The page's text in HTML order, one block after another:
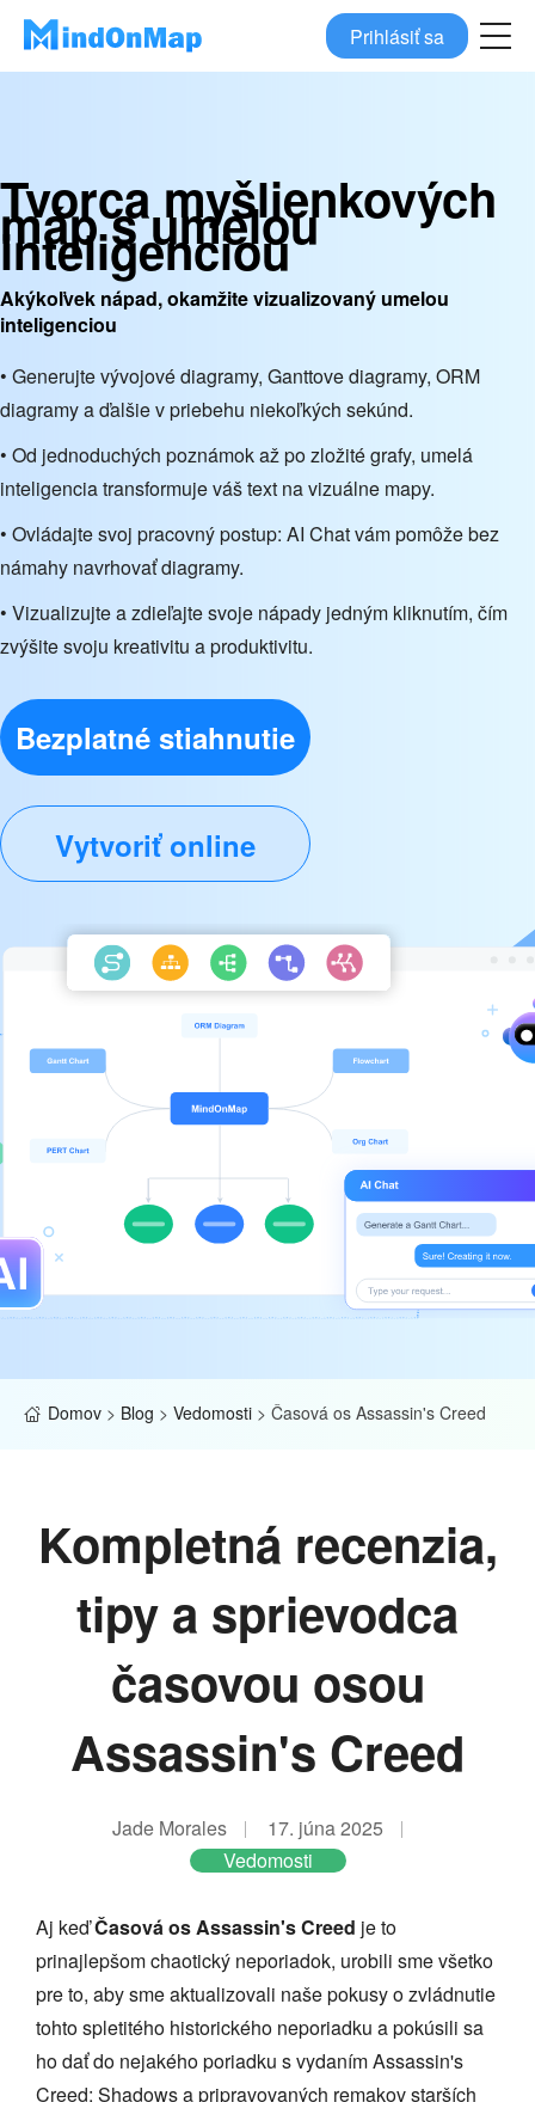
Prihlásiť sa
Tvorca myšlienkových
máp s umelou
inteligenciou
Akýkoľvek nápad, okamžite vizualizovaný umelou
inteligenciou
• Generujte vývojové diagramy, Ganttove diagramy, ORM
diagramy a ďalšie v priebehu niekoľkých sekúnd.
• Od jednoduchých poznámok až po zložité grafy, umelá
inteligencia transformuje váš text na vizuálne mapy.
• Ovládajte svoj pracovný postup: AI Chat vám pomôže bez
námahy navrhovať diagramy.
• Vizualizujte a zdieľajte svoje nápady jedným kliknutím, čím
zvýšite svoju kreativitu a produktivitu.
Bezplatné stiahnutie
Vytvoriť online
Domov > Blog > Vedomosti > Časová os Assassin's Creed
Kompletná recenzia,
tipy a sprievodca
časovou osou
Assassin's Creed
Jade Morales
17. júna 2025
Vedomosti
Aj keďČasová os Assassin's Creed je to
prinajlepšom chaotický neporiadok, urobili sme všetko
pre to, aby sme aktualizovali naše pokusy o zvládnutie
tohto spletitého historického neporiadku a pokúsili sa
ho dať do nejakého poriadku s vydaním Assassin's
Creed: Shadows a pripravovaných remakov starších